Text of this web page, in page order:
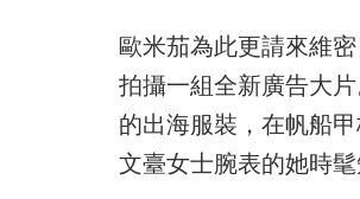
歐米茄為此更請來維
拍攝一組全新廣告大
的出海服裝，在帆船
文臺女士腕表的她時